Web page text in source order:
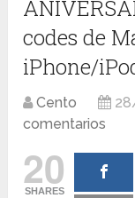
codes de
iPhone/
Cento
comentarios
20
SHARES